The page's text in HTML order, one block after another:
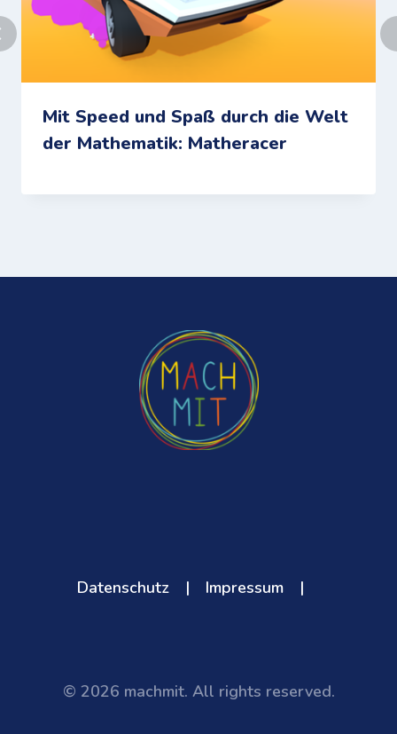
Mit Speed und Spaß durch die Welt
der Mathematik: Matheracer
Datenschutz | Impressum |
© 2026 machmit. All rights reserved.